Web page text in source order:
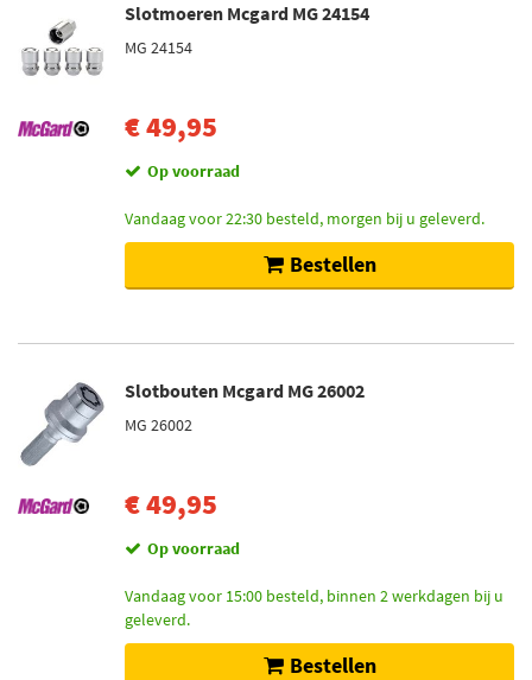
Slotmoeren Mcgard MG 24154
MG 24154
€ 49,95
Op voorraad
Vandaag voor 22:30 besteld, morgen bij u geleverd.
Bestellen
Slotbouten Mcgard MG 26002
MG 26002
€ 49,95
Op voorraad
Vandaag voor 15:00 besteld, binnen 2 werkdagen bij u
geleverd.
Bestellen